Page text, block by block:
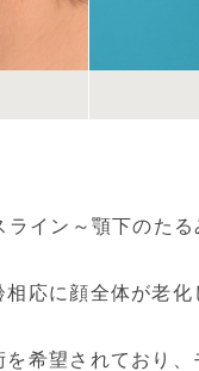
イン～顎下のた
応に顔全体が老
希望されており